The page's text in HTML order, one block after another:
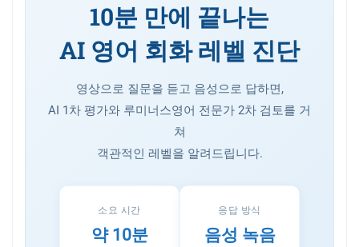
10분 만에 끝나는
AI 영어 회화 레벨 진단
영상으로 질문을 듣고 음성으로 답하면,
AI 1차 평가와 루미너스영어 전문가 2차 검토를 거
쳐
객관적인 레벨을 알려드립니다.
소요 시간
약 10분
응답 방식
음성 녹음